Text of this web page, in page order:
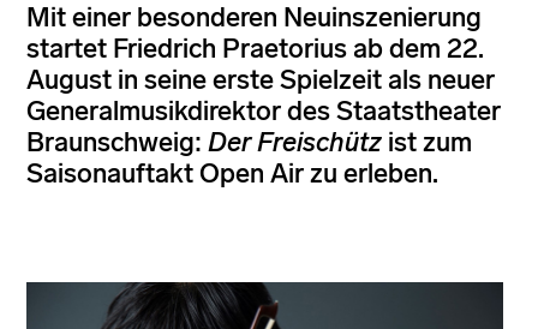
Mit einer besonderen Neuinszenierung
startet Friedrich Praetorius ab dem 22.
August in seine erste Spielzeit als neuer
Generalmusikdirektor des Staatstheater
Braunschweig: Der Freischütz ist zum
Saisonauftakt Open Air zu erleben.